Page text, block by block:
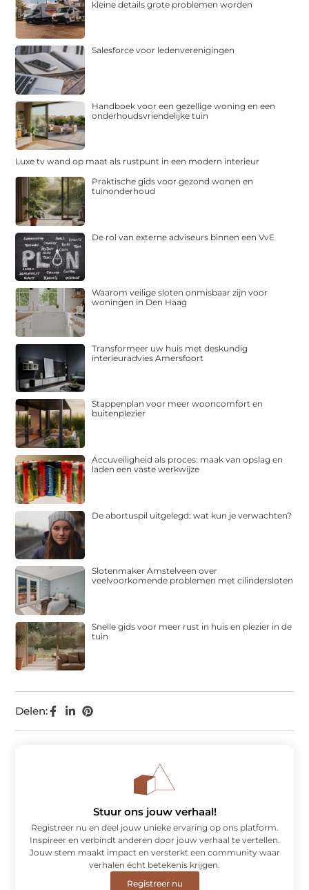
Delen:
kleine details grote problemen worden
Salesforce voor ledenverenigingen
Handboek voor een gezellige woning en een
onderhoudsvriendelijke tuin
Luxe tv wand op maat als rustpunt in een modern interieur
Praktische gids voor gezond wonen en
tuinonderhoud
De rol van externe adviseurs binnen een VvE
Waarom veilige sloten onmisbaar zijn voor
woningen in Den Haag
Transformeer uw huis met deskundig
interieuradvies Amersfoort
Stappenplan voor meer wooncomfort en
buitenplezier
Accuveiligheid als proces: maak van opslag en
laden een vaste werkwijze
De abortuspil uitgelegd: wat kun je verwachten?
Slotenmaker Amstelveen over
veelvoorkomende problemen met cilindersloten
Snelle gids voor meer rust in huis en plezier in de
tuin
Stuur ons jouw verhaal!
Registreer nu en deel jouw unieke ervaring op ons platform.
Inspireer en verbindt anderen door jouw verhaal te vertellen.
Jouw stem maakt impact en versterkt een community waar
verhalen écht betekenis krijgen.
Registreer nu